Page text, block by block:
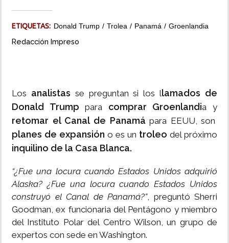
ETIQUETAS: Donald Trump Trolea Panamá Groenlandia
Redacción Impreso
Los analistas se preguntan si los llamados de
Donald Trumppara comprar Groenlandia y
retomar el Canal de Panamá para EEUU, son
planes de expansión o es un troleo del próximo
inquilino de la Casa Blanca.
“¿Fue una locura cuando Estados Unidos adquirió
Alaska? ¿Fue una locura cuando Estados Unidos
construyó el Canal de Panamá?”, preguntó Sherri
Goodman, ex funcionaria del Pentágono y miembro
del Instituto Polar del Centro Wilson, un grupo de
expertos con sede en Washington.